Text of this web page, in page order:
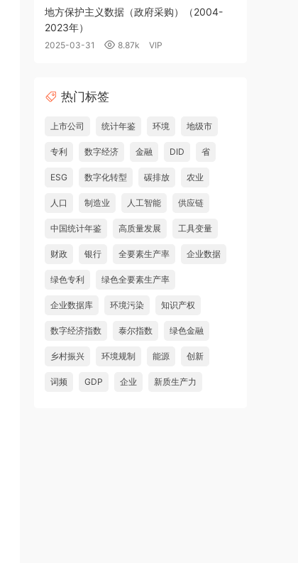
地方保护主义数据（政府采购）（2004-
2023年）
2025-03-31 8.87k VIP
热门标签
上市公司 统计年鉴 环境 地级市
专利 数字经济 金融 DID 省
ESG 数字化转型 碳排放 农业
人口 制造业 人工智能 供应链
中国统计年鉴 高质量发展 工具变量
财政 银行 全要素生产率 企业数据
绿色专利 绿色全要素生产率
企业数据库 环境污染 知识产权
数字经济指数 泰尔指数 绿色金融
乡村振兴 环境规制 能源 创新
词频 GDP 企业 新质生产力